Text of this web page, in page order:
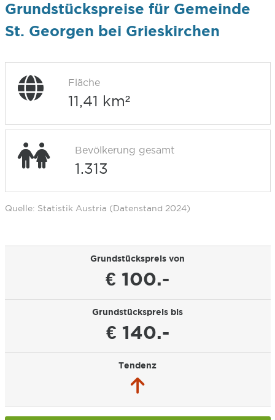
Grundstückspreise für Gemeinde
St. Georgen bei Grieskirchen
Fläche
11,41 km²
Bevölkerung gesamt
1.313
Quelle: Statistik Austria (Datenstand 2024)
Grundstückspreis von
€ 100.-
Grundstückspreis bis
€ 140.-
Tendenz